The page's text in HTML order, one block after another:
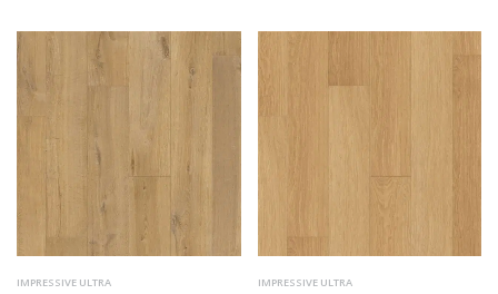
IMPRESSIVE ULTRA IMPRESSIVE ULTRA